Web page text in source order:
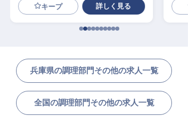
あり
キープ 詳しく見る
あり
兵庫県の調理部門その他の求人一覧
全国の調理部門その他の求人一覧